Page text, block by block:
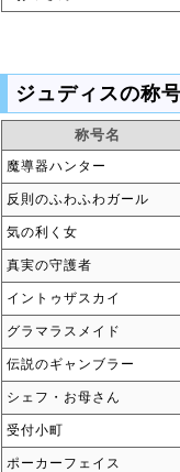
ジュディスの称
称号名
魔導器ハンター
反則のふわふわガール
気の利く女
真実の守護者
イントゥザスカイ
グラマラスメイド
伝説のギャンブラー
シェフ・お母さん
受付小町
ポーカーフェイス